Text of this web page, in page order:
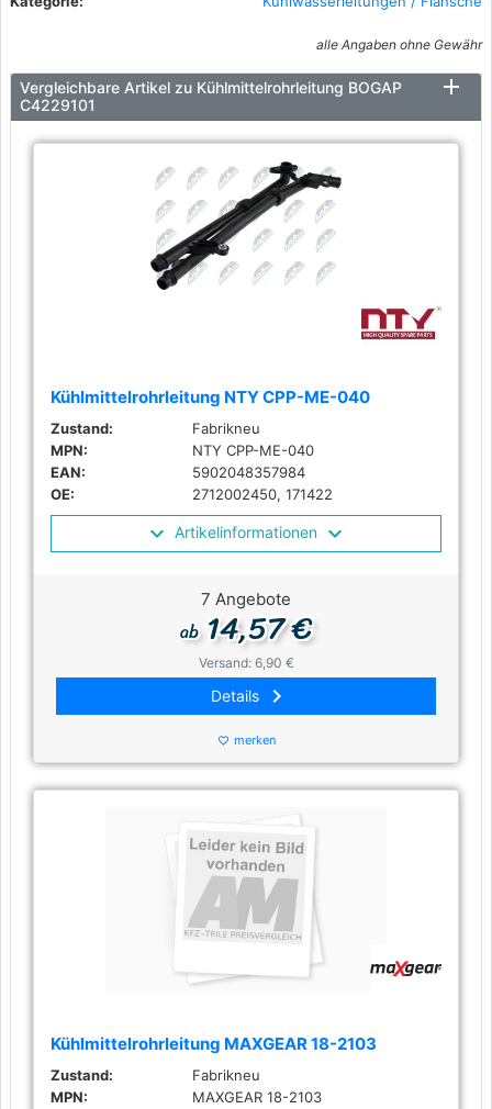
alle Angaben ohne Gewähr
Vergleichbare Artikel zu Kühlmittelrohrleitung BOGAP
C4229101
Kühlmittelrohrleitung NTY CPP-ME-040
Zustand:
Fabrikneu
MPN:
NTY CPP-ME-040
EAN:
5902048357984
OE:
2712002450, 171422
Artikelinformationen
7 Angebote
ab14,57 €
Versand: 6,90 €
Details keyboard_arrow_right
favorite_border merken
Kühlmittelrohrleitung MAXGEAR 18-2103
Zustand:
Fabrikneu
MPN:
MAXGEAR 18-2103